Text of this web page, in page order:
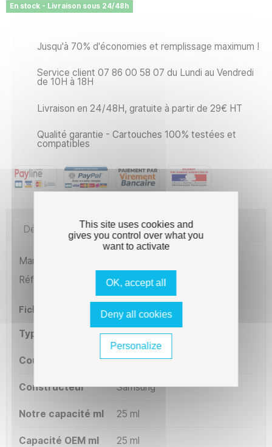
En stock - Livraison sous 24/48h
Jusqu'à 70% d'économies et remplissage maximum !
Service client 07 86 00 58 07 du Lundi au Vendredi
de 10H à 18H
Livraison en 24/48H, gratuite à partir de 29€ HT
Qualité garantie - Cartouches 100% testées et
compatibles
Détails du produit Imprimantes compatibles
Marque
Référence
Fiche technique
Type Remanufacturé
Couleur Noir
Constructeur Samsung
Notre capacité ml 25 ml
Capacité OEM ml 25 ml
This site uses cookies and
gives you control over what you
want to activate
OK, accept all
Deny all cookies
Personalize